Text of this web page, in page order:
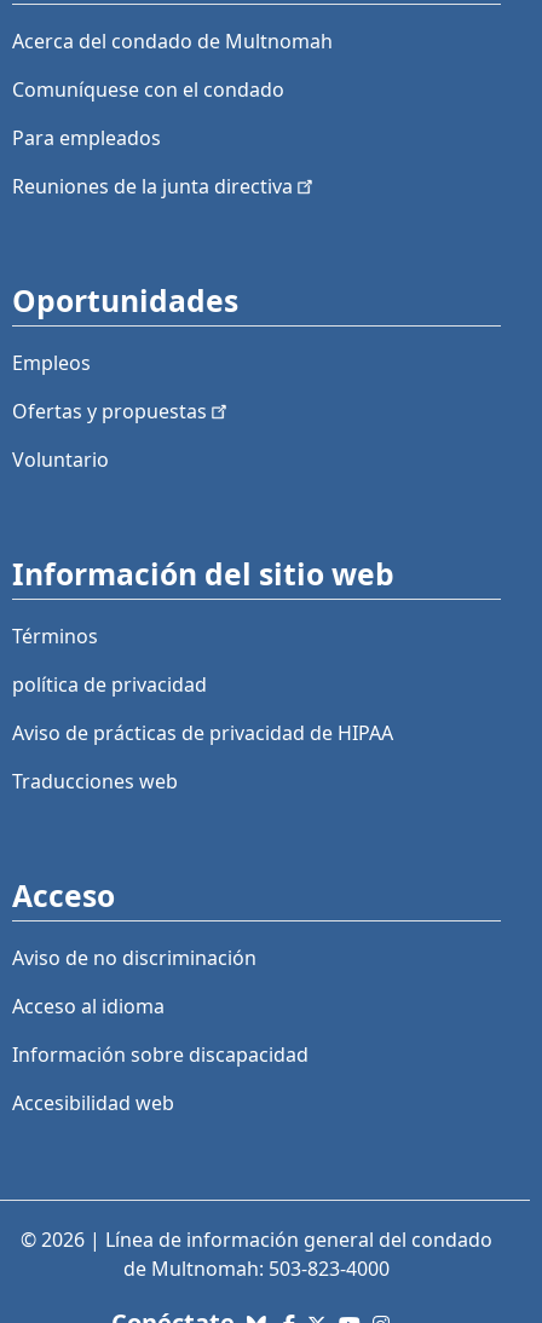
Acerca del condado de Multnomah
Comuníquese con el condado
Para empleados
Reuniones de la junta directiva
Oportunidades
Empleos
Ofertas y propuestas
Voluntario
Información del sitio web
Términos
política de privacidad
Aviso de prácticas de privacidad de HIPAA
Traducciones web
Acceso
Aviso de no discriminación
Acceso al idioma
Información sobre discapacidad
Accesibilidad web
© 2026 | Línea de información general del condado
de Multnomah: 503-823-4000